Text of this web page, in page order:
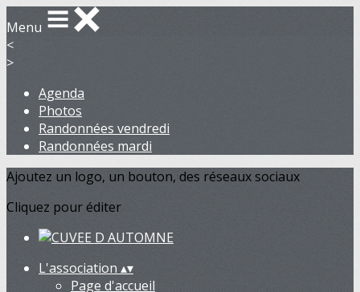
Menu
<
>
Agenda
Photos
Randonnées vendredi
Randonnées mardi
Ajoutez un logo, un bouton, des réseaux sociaux
Cliquez pour éditer
L'association ▴▾
Page d'accueil